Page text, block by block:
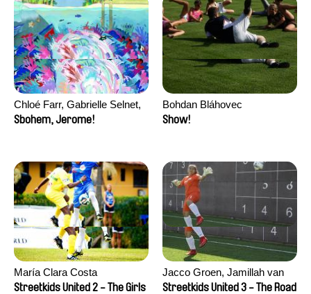
Chloé Farr, Gabrielle Selnet,
Adam Sillard
Sbohem, Jerome!
Bohdan Bláhovec
Show!
María Clara Costa
Streetkids United 2 - The Girls
Jacco Groen, Jamillah van
der Hulst
Streetkids United 3 - The Road